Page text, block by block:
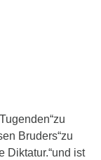
Bruders“zu
Diktatur.“und ist